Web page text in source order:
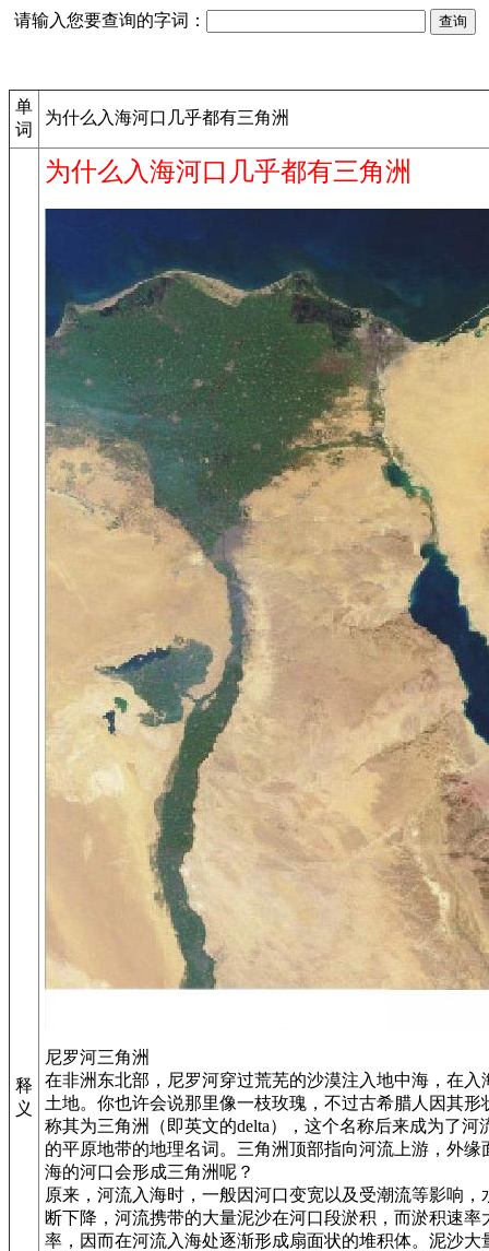
请输入您要查询的字词：
单
词
为什么入海河口几乎都有三角洲
释
义
为什么入海河口几乎都有三角洲
尼罗河三角洲
在非洲东北部，尼罗河穿过荒芜的沙漠注入地中海，在入
土地。你也许会说那里像一枝玫瑰，不过古希腊人因其形
称其为三角洲（即英文的delta），这个名称后来成为了河
的平原地带的地理名词。三角洲顶部指向河流上游，外缘
海的河口会形成三角洲呢？
原来，河流入海时，一般因河口变宽以及受潮流等影响，
断下降，河流携带的大量泥沙在河口段淤积，而淤积速率
率，因而在河流入海处逐渐形成扇面状的堆积体。泥沙大